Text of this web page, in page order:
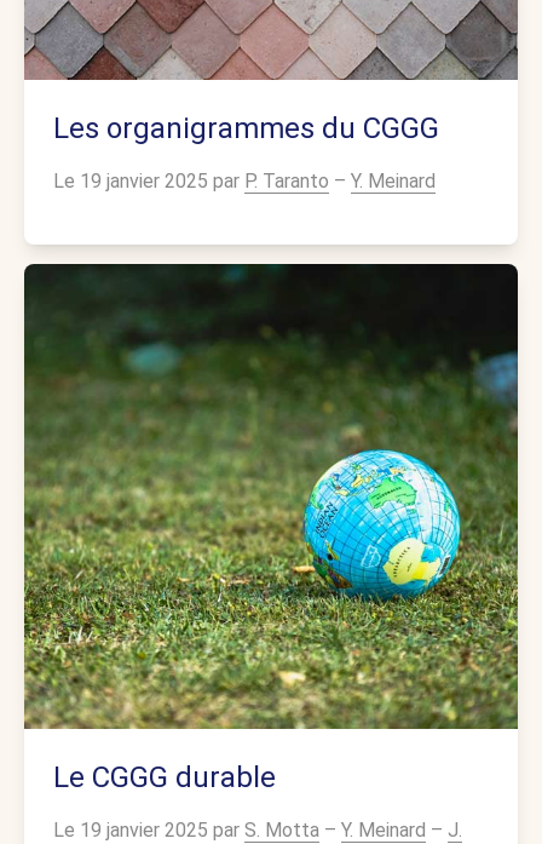
Les organigrammes du CGGG
Le 19 janvier 2025 par P. Taranto – Y. Meinard
Le CGGG durable
Le 19 janvier 2025 par S. Motta – Y. Meinard – J.